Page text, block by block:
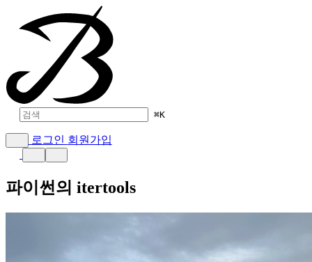
⌘K
로그인 회원가입
파이썬의 itertools